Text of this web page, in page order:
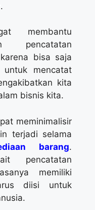
membantu
pencatatan
bisa saja
mencatat
kita
bisnis kita.
meminimalisir
terjadi selama
barang.
pencatatan
memiliki
diisi untuk